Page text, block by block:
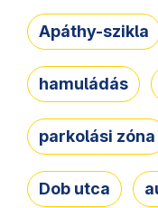
Apáthy-szikla
hamuládás
parkolási zóna
Dob utca